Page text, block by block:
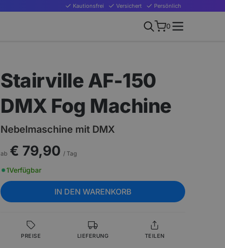
Kautionsfrei Versichert Persönlich
0
Stairville AF-150
DMX Fog Machine
Nebelmaschine mit DMX
ab € 79,90 / Tag
1Verfügbar
IN DEN WARENKORB
PREISE LIEFERUNG TEILEN